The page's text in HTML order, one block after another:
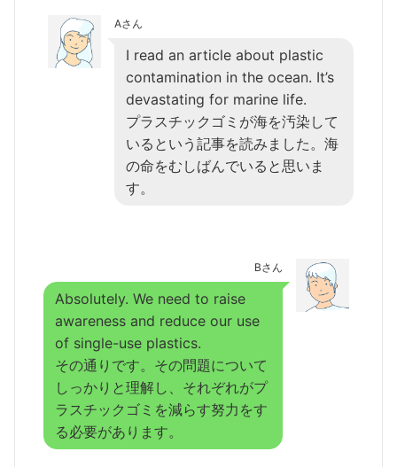
Aさん
I read an article about plastic
contamination in the ocean. It’s
devastating for marine life.
プラスチックゴミが海を汚染して
いるという記事を読みました。海
の命をむしばんでいると思いま
す。
Bさん
Absolutely. We need to raise
awareness and reduce our use
of single-use plastics.
その通りです。その問題について
しっかりと理解し、それぞれがプ
ラスチックゴミを減らす努力をす
る必要があります。